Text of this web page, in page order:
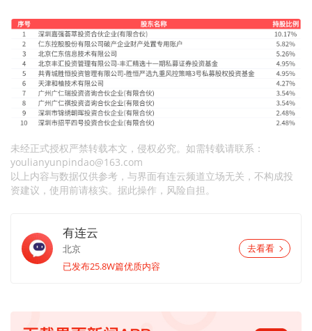
未经正式授权严禁转载本文，侵权必究。如需转载请联系：
youlianyunpindao@163.com
以上内容与数据仅供参考，与界面有连云频道立场无关，不构成投
资建议，使用前请核实。据此操作，风险自担。
有连云
北京
已发布25.8W篇优质内容
去看看